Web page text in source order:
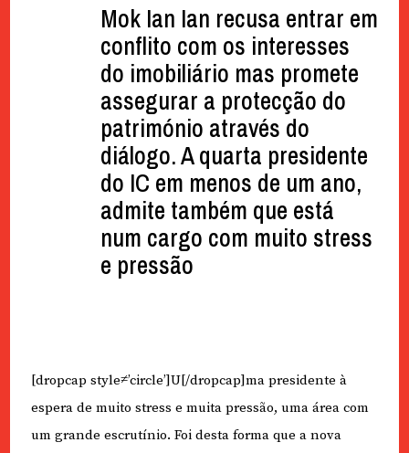
Mok Ian Ian recusa entrar em
conflito com os interesses
do imobiliário mas promete
assegurar a protecção do
património através do
diálogo. A quarta presidente
do IC em menos de um ano,
admite também que está
num cargo com muito stress
e pressão
[dropcap style≠’circle’]U[/dropcap]ma presidente à
espera de muito stress e muita pressão, uma área com
um grande escrutínio. Foi desta forma que a nova